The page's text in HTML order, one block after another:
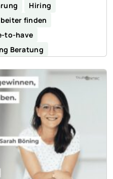
Hiring
finden
to-have
Beratung